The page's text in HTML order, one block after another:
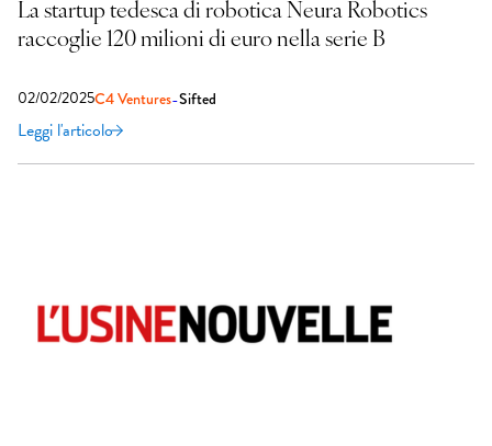
La startup tedesca di robotica Neura Robotics
raccoglie 120 milioni di euro nella serie B
02/02/2025C4 Ventures-Sifted
Leggi l'articolo